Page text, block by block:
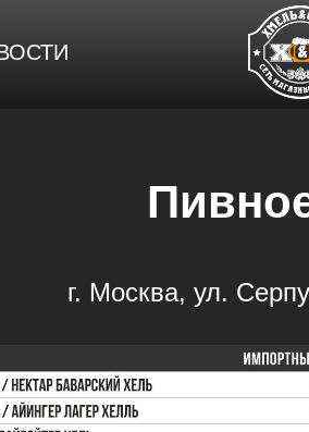
г. Москва, ул.